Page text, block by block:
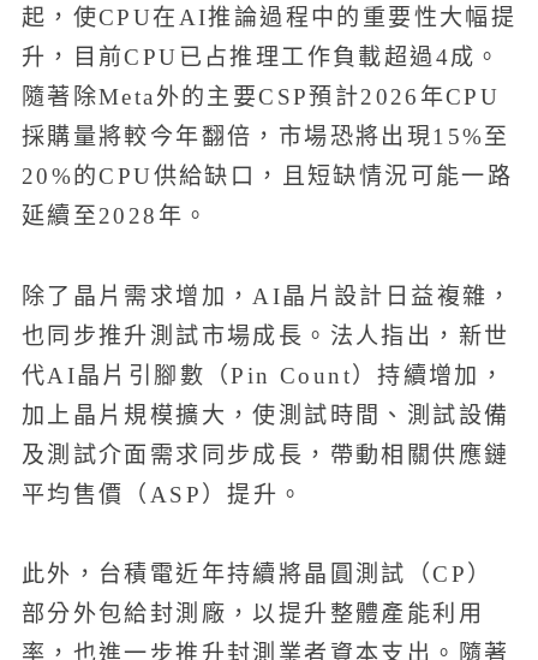
起，使CPU在AI推論過程中的重要性大幅提
升，目前CPU已占推理工作負載超過4成。
隨著除Meta外的主要CSP預計2026年CPU
採購量將較今年翻倍，市場恐將出現15%至
20%的CPU供給缺口，且短缺情況可能一路
延續至2028年。
除了晶片需求增加，AI晶片設計日益複雜，
也同步推升測試市場成長。法人指出，新世
代AI晶片引腳數（Pin Count）持續增加，
加上晶片規模擴大，使測試時間、測試設備
及測試介面需求同步成長，帶動相關供應鏈
平均售價（ASP）提升。
此外，台積電近年持續將晶圓測試（CP）
部分外包給封測廠，以提升整體產能利用
率，也進一步推升封測業者資本支出。隨著